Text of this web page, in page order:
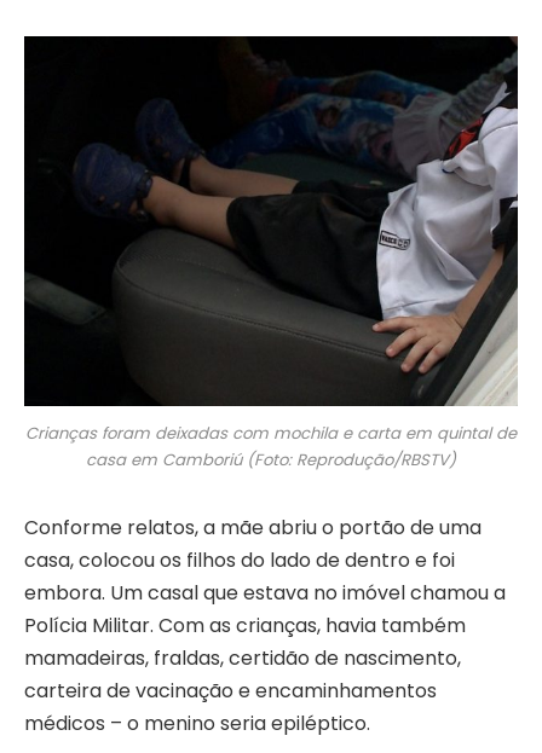
Crianças foram deixadas com mochila e carta em quintal de
casa em Camboriú (Foto: Reprodução/RBSTV)
Conforme relatos, a mãe abriu o portão de uma
casa, colocou os filhos do lado de dentro e foi
embora. Um casal que estava no imóvel chamou a
Polícia Militar. Com as crianças, havia também
mamadeiras, fraldas, certidão de nascimento,
carteira de vacinação e encaminhamentos
médicos – o menino seria epiléptico.